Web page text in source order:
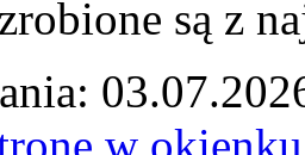
są z
w